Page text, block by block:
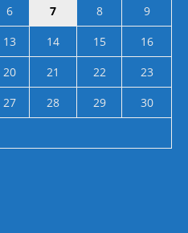
6 7 8
9
13 14 15
16
20 21 22
23
27 28 29
30